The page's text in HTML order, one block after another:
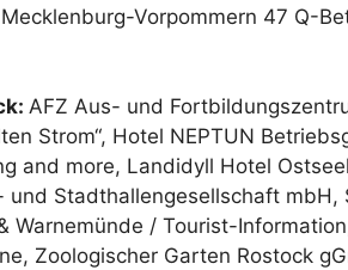
Vorpommern 47 Q-
AFZ Aus- und
Strom“, Hotel NEPTUN
and more, Landidyll Hotel
und Stadthallengesellschaft mbH,
Warnemünde / Tourist-
Zoologischer Garten Rostock